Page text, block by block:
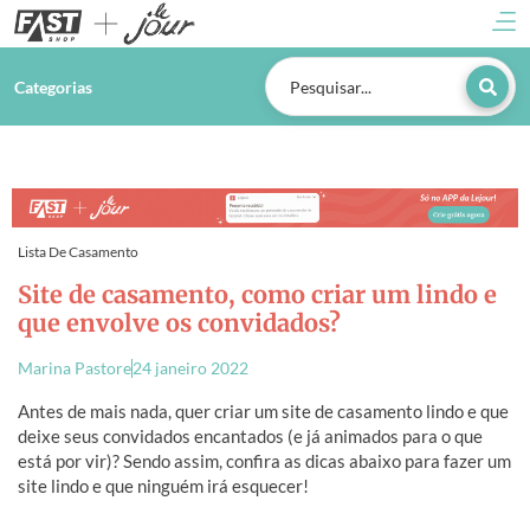
Categorias
Lista De Casamento
Site de casamento, como criar um lindo e
que envolve os convidados?
Marina Pastore24 janeiro 2022
Antes de mais nada, quer criar um site de casamento lindo e que
deixe seus convidados encantados (e já animados para o que
está por vir)? Sendo assim, confira as dicas abaixo para fazer um
site lindo e que ninguém irá esquecer!